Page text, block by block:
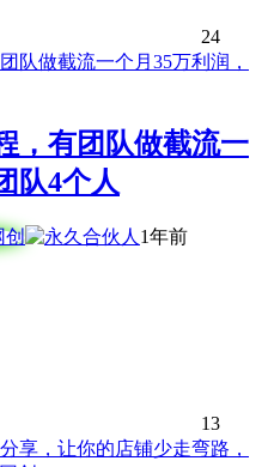
24
，有团队做截流一
队4个人
1年前
13